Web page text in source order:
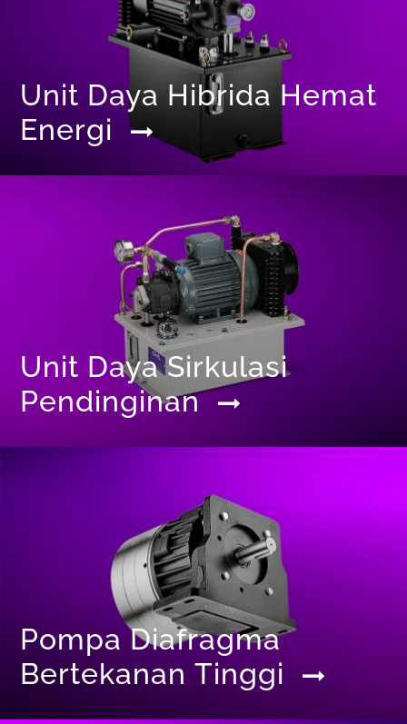
Unit Daya Hibrida Hemat
Energi
Unit Daya Sirkulasi
Pendinginan
Pompa Diafragma
Bertekanan Tinggi